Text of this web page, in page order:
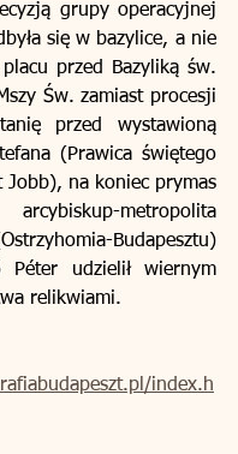
grupy operacyjnej
się w bazylice, a nie
przed Bazyliką św.
Św. zamiast procesji
przed wystawioną
(Prawica świętego
Jobb), na koniec prymas
metropolita
Budapesztu)
Péter udzielił wiernym
relikwiami.
index.h